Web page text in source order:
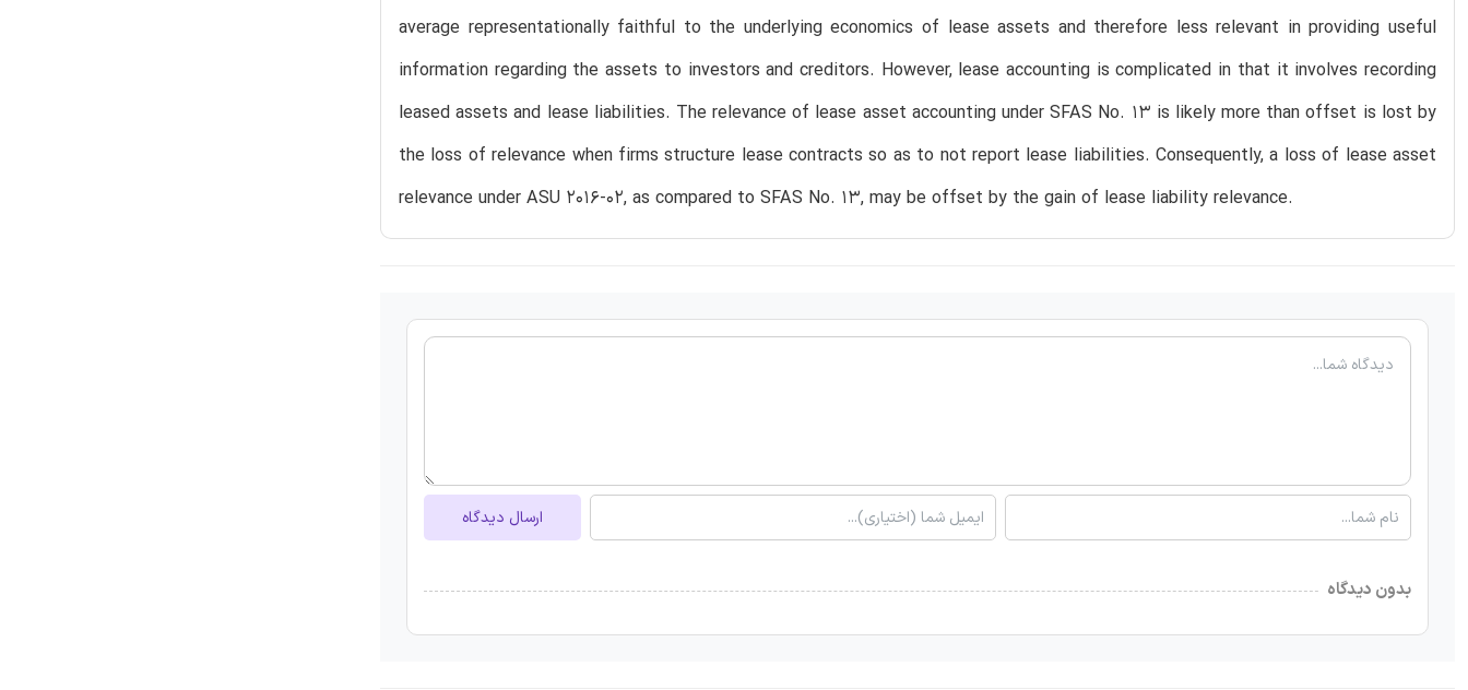
average representationally faithful to the underlying economics of lease assets and therefore less relevant in providing useful
information regarding the assets to investors and creditors. However, lease accounting is complicated in that it involves recording
leased assets and lease liabilities. The relevance of lease asset accounting under SFAS No. 13 is likely more than offset is lost by
the loss of relevance when firms structure lease contracts so as to not report lease liabilities. Consequently, a loss of lease asset
relevance under ASU 2016-02, as compared to SFAS No. 13, may be offset by the gain of lease liability relevance.
ارسال دیدگاه
بدون دیدگاه